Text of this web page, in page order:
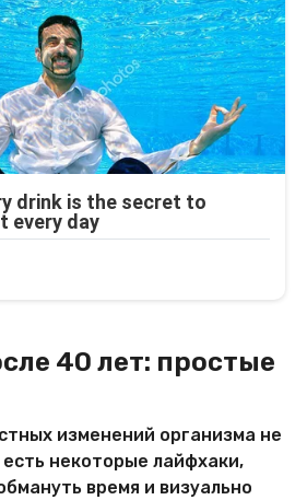
40 лет: простые
изменений организма не
некоторые лайфхаки,
время и визуально